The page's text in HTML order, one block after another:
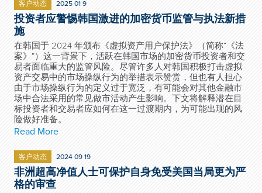
客户动态 2025 01 9
投资者应警惕韩国激进的加密货币监管与执法新措
施
在韩国于 2024 年颁布《虚拟资产用户保护法》（简称“《法
案》”）这一背景下，活跃在韩国市场的加密货币投资者和交
易者面临重大的监管风险。尽管许多人对韩国积极打击虚拟
资产交易中的市场操纵行为的举措表示赞赏，但也有人担心
由于市场操纵行为的定义过于宽泛，有可能会对其他金融市
场中合法采用的常见做市活动产生影响。下文将解释潜在目
标投资者和交易者应如何在这一过渡期内，为可能出现的风
险做好准备。
Read More
客户动态 2024 09 19
非洲超高净值人士可保护自身免受美国当局更为严
格的审查